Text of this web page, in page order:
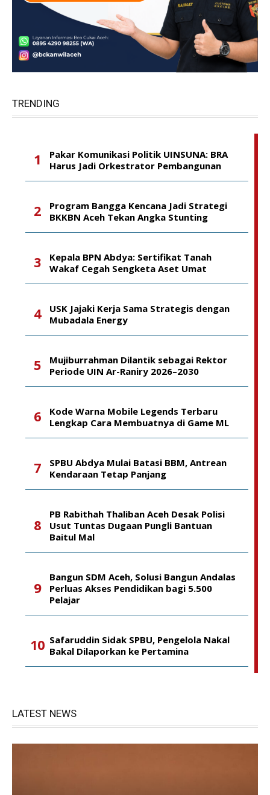
TRENDING
Pakar Komunikasi Politik UINSUNA: BRA
Harus Jadi Orkestrator Pembangunan
Program Bangga Kencana Jadi Strategi
BKKBN Aceh Tekan Angka Stunting
Kepala BPN Abdya: Sertifikat Tanah
Wakaf Cegah Sengketa Aset Umat
USK Jajaki Kerja Sama Strategis dengan
Mubadala Energy
Mujiburrahman Dilantik sebagai Rektor
Periode UIN Ar-Raniry 2026–2030
Kode Warna Mobile Legends Terbaru
Lengkap Cara Membuatnya di Game ML
SPBU Abdya Mulai Batasi BBM, Antrean
Kendaraan Tetap Panjang
PB Rabithah Thaliban Aceh Desak Polisi
Usut Tuntas Dugaan Pungli Bantuan
Baitul Mal
Bangun SDM Aceh, Solusi Bangun Andalas
Perluas Akses Pendidikan bagi 5.500
Pelajar
Safaruddin Sidak SPBU, Pengelola Nakal
Bakal Dilaporkan ke Pertamina
LATEST NEWS